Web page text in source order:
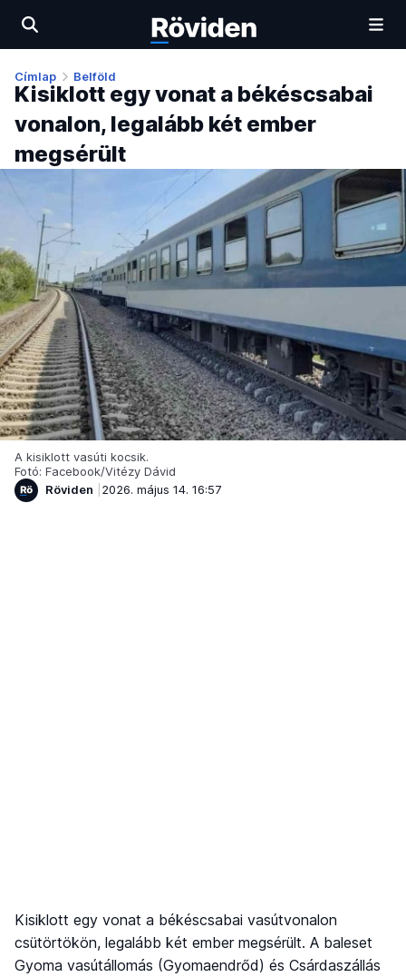
Címlap Belföld
Kisiklott egy vonat a békéscsabai
vonalon, legalább két ember
megsérült
A kisiklott vasúti kocsik.
Fotó: Facebook/Vitézy Dávid
Röviden
2026. május 14. 16:57
Kisiklott egy vonat a békéscsabai vasútvonalon
csütörtökön, legalább két ember megsérült. A baleset
Gyoma vasútállomás (Gyomaendrőd) és Csárdaszállás